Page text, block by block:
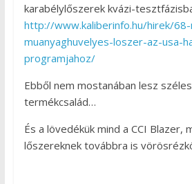
karabélylőszerek kvázi-
http://www.kaliberinfo.hu/hirek/
muanyaghuvelyes-loszer-az-usa-
programjahoz/
Ebből nem mostanában lesz
termékcsalád…
És a lövedékük mind a CCI Blazer,
lőszereknek továbbra is